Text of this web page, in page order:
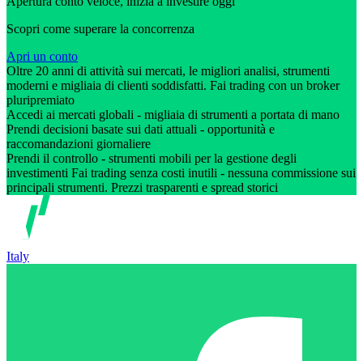
Scopri come superare la concorrenza
Apri un conto
Oltre 20 anni di attività sui mercati, le migliori analisi, strumenti
moderni e migliaia di clienti soddisfatti. Fai trading con un broker
pluripremiato
Accedi ai mercati globali - migliaia di strumenti a portata di mano
Prendi decisioni basate sui dati attuali - opportunità e
raccomandazioni giornaliere
Prendi il controllo - strumenti mobili per la gestione degli
investimenti Fai trading senza costi inutili - nessuna commissione sui
principali strumenti. Prezzi trasparenti e spread storici
Italy